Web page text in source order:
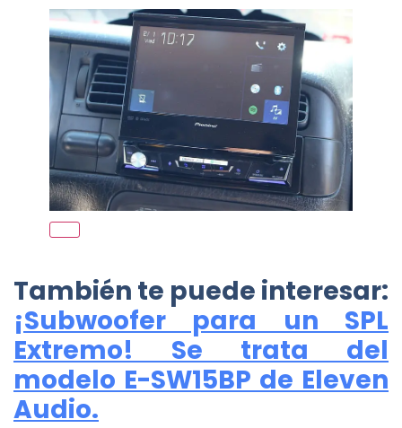
También te puede interesar:
¡Subwoofer para un SPL
Extremo! Se trata del
modelo E-SW15BP de Eleven
Audio.